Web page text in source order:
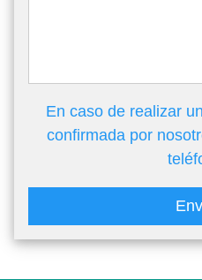
En caso de realizar
confirmada por